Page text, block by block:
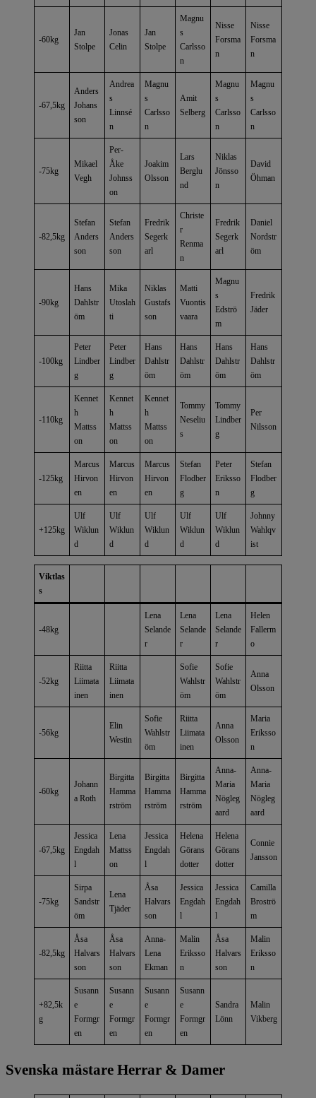
-60kg
Jan
Stolpe
Jonas
Celin
Jan
Stolpe
Magnu
s
Carlsso
n
Nisse
Forsma
n
Nisse
Forsma
n
-67,5kg
Anders
Johans
son
Andrea
s
Linnsé
n
Magnu
s
Carlsso
n
Amit
Selberg
Magnu
s
Carlsso
n
Magnu
s
Carlsso
n
-75kg
Mikael
Vegh
Per-
Åke
Johnss
on
Joakim
Olsson
Lars
Berglu
nd
Niklas
Jönsso
n
David
Öhman
-82,5kg
Stefan
Anders
son
Stefan
Anders
son
Fredrik
Segerk
arl
Christe
r
Renma
n
Fredrik
Segerk
arl
Daniel
Nordstr
öm
-90kg
Hans
Dahlstr
öm
Mika
Utoslah
ti
Niklas
Gustafs
son
Matti
Vuontis
vaara
Magnu
s
Edströ
m
Fredrik
Jäder
-100kg
Peter
Lindber
g
Peter
Lindber
g
Hans
Dahlstr
öm
Hans
Dahlstr
öm
Hans
Dahlstr
öm
Hans
Dahlstr
öm
-110kg
Kennet
h
Mattss
on
Kennet
h
Mattss
on
Kennet
h
Mattss
on
Tommy
Neseliu
s
Tommy
Lindber
g
Per
Nilsson
-125kg
Marcus
Hirvon
en
Marcus
Hirvon
en
Marcus
Hirvon
en
Stefan
Flodber
g
Peter
Eriksso
n
Stefan
Flodber
g
+125kg
Ulf
Wiklun
d
Ulf
Wiklun
d
Ulf
Wiklun
d
Ulf
Wiklun
d
Ulf
Wiklun
d
Johnny
Wahlqv
ist
Viktlas
s
-48kg
Lena
Selande
r
Lena
Selande
r
Lena
Selande
r
Helen
Fallerm
o
-52kg
Riitta
Liimata
inen
Riitta
Liimata
inen
Sofie
Wahlstr
öm
Sofie
Wahlstr
öm
Anna
Olsson
-56kg
Elin
Westin
Sofie
Wahlstr
öm
Riitta
Liimata
inen
Anna
Olsson
Maria
Eriksso
n
-60kg
Johann
a Roth
Birgitta
Hamma
rström
Birgitta
Hamma
rström
Birgitta
Hamma
rström
Anna-
Maria
Nögleg
aard
Anna-
Maria
Nögleg
aard
-67,5kg
Jessica
Engdah
l
Lena
Mattss
on
Jessica
Engdah
l
Helena
Görans
dotter
Helena
Görans
dotter
Connie
Jansson
-75kg
Sirpa
Sandstr
öm
Lena
Tjäder
Åsa
Halvars
son
Jessica
Engdah
l
Jessica
Engdah
l
Camilla
Broströ
m
-82,5kg
Åsa
Halvars
son
Åsa
Halvars
son
Anna-
Lena
Ekman
Malin
Eriksso
n
Åsa
Halvars
son
Malin
Eriksso
n
+82,5k
g
Susann
e
Formgr
en
Susann
e
Formgr
en
Susann
e
Formgr
en
Susann
e
Formgr
en
Sandra
Lönn
Malin
Vikberg
Svenska mästare Herrar & Damer